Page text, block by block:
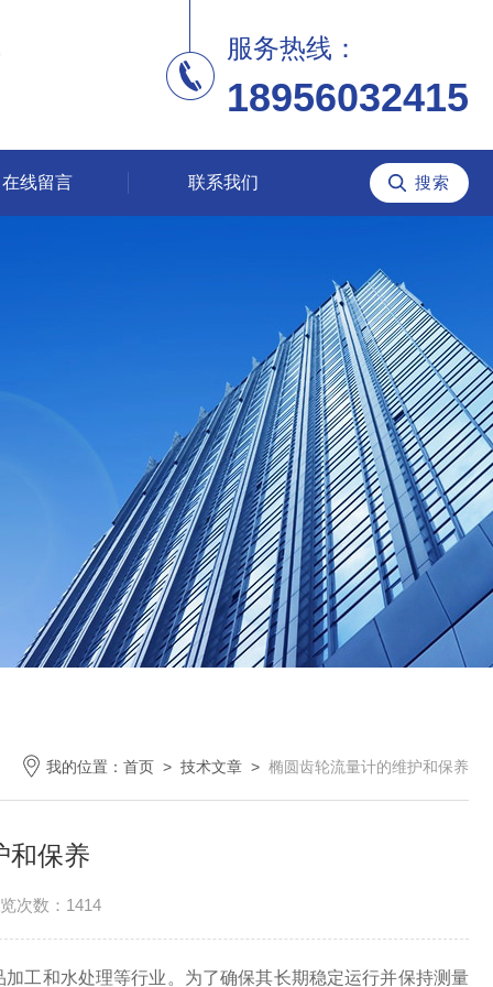
服务热线：
18956032415
在线留言 联系我们
我的位置： 首页 > 技术文章 > 椭圆齿轮流量计的维护和保养
和保养
次数：1414
和水处理等行业。为了确保其长期稳定运行并保持测量